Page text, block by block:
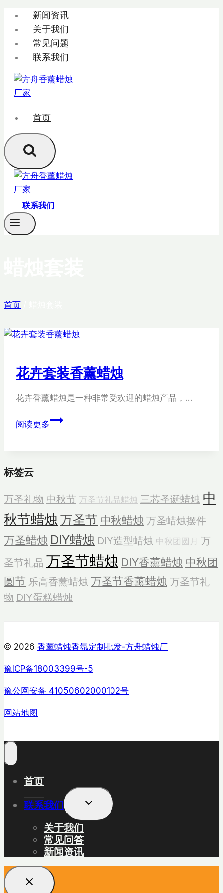
新闻资讯
关于我们
常见问题
联系我们
首页
联系我们
首页
花卉套装香薰蜡烛
花卉香薰蜡烛是一种非常受欢迎的蜡烛产品，…
阅读更多花
蜡
烛
标签云
万圣礼物 中秋节 万圣节礼品蜡烛 三芯圣诞蜡烛 中
秋节蜡烛 万圣节 中秋蜡烛 万圣蜡烛摆件
万圣蜡烛 DIY蜡烛 DIY造型蜡烛 中秋团圆月 万
圣节礼品 万圣节蜡烛 DIY香薰蜡烛 中秋团
圆节 乐高香薰蜡烛 万圣节香薰蜡烛 万圣节礼
物 DIY蛋糕蜡烛
© 2026 香薰蜡烛香氛定制批发-方舟蜡烛厂
豫ICP备18003399号-5
豫公网安备 41050602000102号
网站地图
首页
联系我们
展
子
菜
单
关于我们
常见问答
新闻资讯